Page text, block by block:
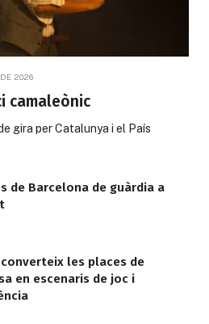
2026
camaleònic
gira per Catalunya i el País
de Barcelona de guàrdia a
converteix les places de
en escenaris de joc i